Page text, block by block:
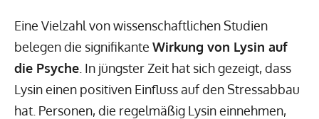
Eine Vielzahl von wissenschaftlichen Studien
belegen die signifikante Wirkung von Lysin auf
die Psyche . In jüngster Zeit hat sich gezeigt, dass
Lysin einen positiven Einfluss auf den Stressabbau
hat. Personen, die regelmäßig Lysin einnehmen,